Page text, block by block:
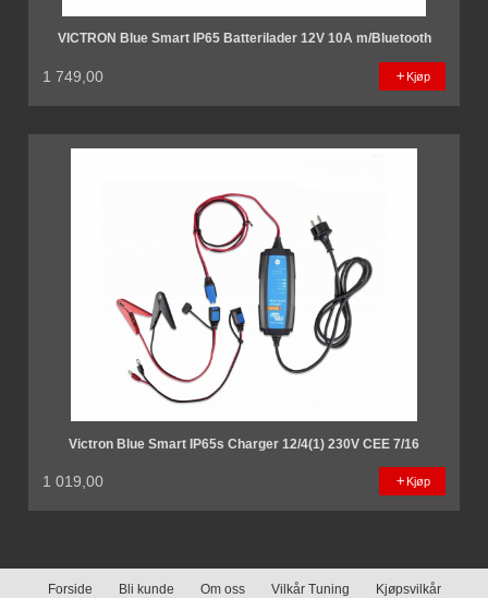
VICTRON Blue Smart IP65 Batterilader 12V 10A m/Bluetooth
1 749,00 Kjøp
Victron Blue Smart IP65s Charger 12/4(1) 230V CEE 7/16
1 019,00 Kjøp
Forside Bli kunde Om oss Vilkår Tuning Kjøpsvilkår